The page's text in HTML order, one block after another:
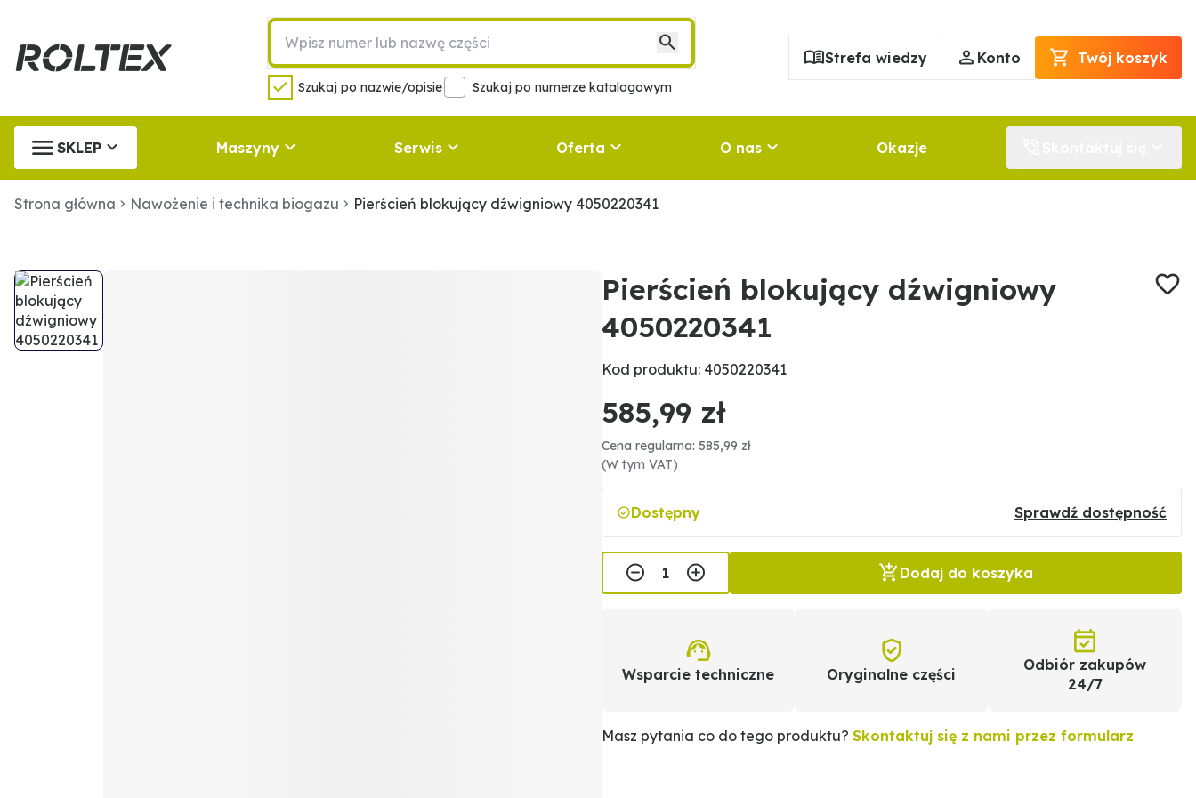
Szukaj po nazwie/opisie Szukaj po numerze katalogowym
Strefa wiedzy Konto Twój koszyk
SKLEP Maszyny Serwis Oferta O nas Okazje
Strona główna Nawożenie i technika biogazu Pierścień blokujący dźwigniowy 4050220341
Pierścień blokujący dźwigniowy
4050220341
Kod produktu: 4050220341
585,99 zł
Cena regularna: 585,99 zł
(W tym VAT)
Dostępny Sprawdź dostępność
Dodaj do koszyka
Wsparcie techniczne Oryginalne części
Odbiór zakupów
24/7
Masz pytania co do tego produktu? Skontaktuj się z nami przez formularz